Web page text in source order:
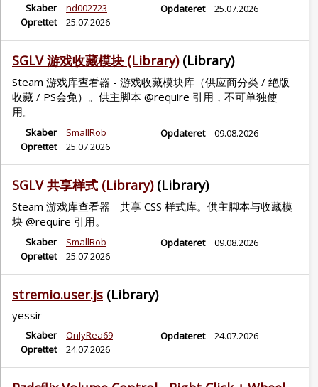
Skaber
nd002723
Oprettet
25.07.2026
Opdateret 25.07.2026
SGLV 游戏收藏模块 (Library) (Library)
Steam 游戏库查看器 - 游戏收藏模块库（供应商分类 / 绝版
收藏 / PS会免）。供主脚本 @require 引用，不可单独使
用。
Skaber
SmallRob
Oprettet
25.07.2026
Opdateret 09.08.2026
SGLV 共享样式 (Library) (Library)
Steam 游戏库查看器 - 共享 CSS 样式库。供主脚本与收藏模
块 @require 引用。
Skaber
SmallRob
Oprettet
25.07.2026
Opdateret 09.08.2026
stremio.user.js (Library)
yessir
Skaber
OnlyRea69
Oprettet
24.07.2026
Opdateret 24.07.2026